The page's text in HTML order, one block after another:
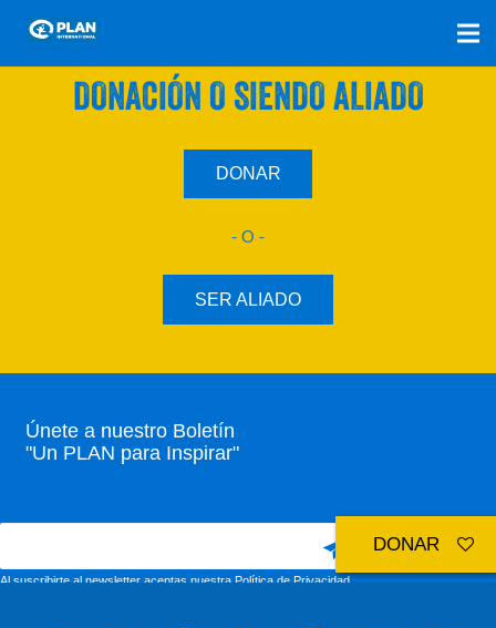
SÚMATE A NUESTRO PLAN CON UNA
DONACIÓN O SIENDO ALIADO
DONAR
- O -
SER ALIADO
Únete a nuestro Boletín
"Un PLAN para Inspirar"
Al suscribirte al newsletter aceptas nuestraPolítica de Privacidad
DONAR